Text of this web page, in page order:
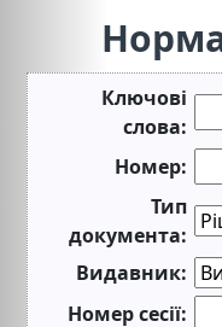
Ключові
слова:
Номер:
Тип
документа:
Видавник:
Номер сесії: